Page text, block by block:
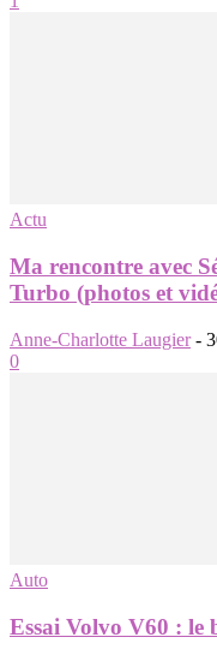
Actu
Ma rencontre avec
Turbo (photos et
Anne-Charlotte Laugier -
0
Auto
Essai Volvo V60 : le